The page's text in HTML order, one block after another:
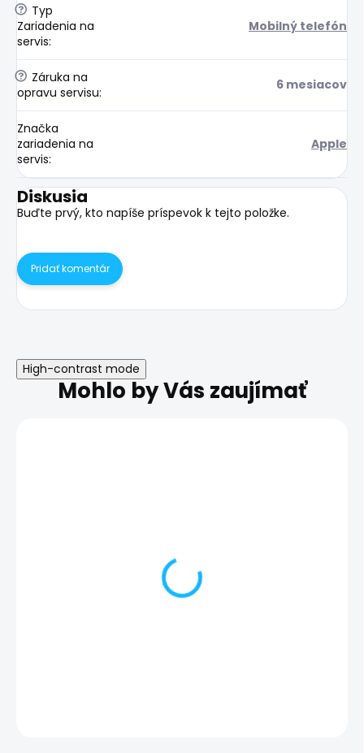
? Typ
Zariadenia na
servis:
Mobilný telefón
? Záruka na
opravu servisu: 6 mesiacov
Značka
zariadenia na
servis:
Apple
Diskusia
Buďte prvý, kto napíše príspevok k tejto položke.
Pridať komentár
High-contrast mode
Mohlo by Vás zaujímať
Nefunkčný mikrofón |